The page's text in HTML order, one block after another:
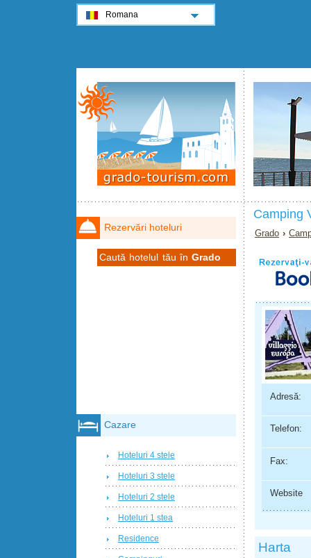
Camping
Grado ›
Adresă:
Telefon:
Fax:
Website
Harta
Rezervări hoteluri
Caută hotelul tău înGrado
Cazare
Hoteluri 4 stele
Hoteluri 3 stele
Hoteluri 2 stele
Hoteluri 1 stea
Residence
Romana